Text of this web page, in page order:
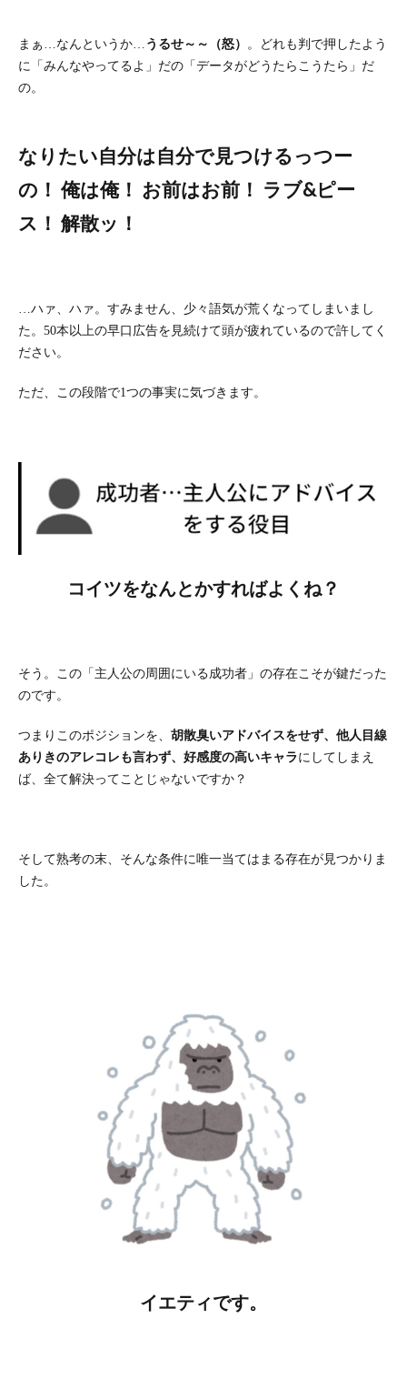
まぁ…なんというか… うるせ～～（怒）
。どれも判で押したよう
に「みんなやってるよ」だの「データがどうたらこうたら」だ
の。
なりたい自分は自分で見つけるっつー
の！ 俺は俺！ お前はお前！ ラブ&ピー
ス！ 解散ッ！
…ハァ、ハァ。すみません、少々語気が荒くなってしまいまし
た。50本以上の早口広告を見続けて頭が疲れているので許してく
ださい。
ただ、この段階で1つの事実に気づきます。
コイツをなんとかすればよくね？
そう。この「主人公の周囲にいる成功者」の存在こそが鍵だった
のです。
つまりこのポジションを、 胡散臭いアドバイスをせず、他人目線
ありきのアレコレも言わず、好感度の高いキャラ にしてしまえ
ば、全て解決ってことじゃないですか？
そして熟考の末、そんな条件に唯一当てはまる存在が見つかりま
した。
イエティです。